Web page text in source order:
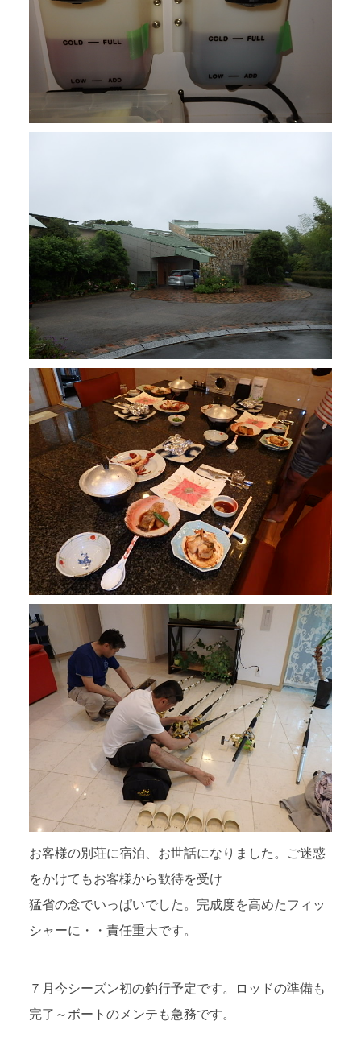
お客様の別荘に宿泊、お世話になりました。ご迷惑
をかけてもお客様から歓待を受け
猛省の念でいっぱいでした。完成度を高めたフィッ
シャーに・・責任重大です。
７月今シーズン初の釣行予定です。ロッドの準備も
完了～ボートのメンテも急務です。